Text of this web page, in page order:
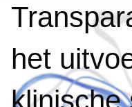
het
klinische